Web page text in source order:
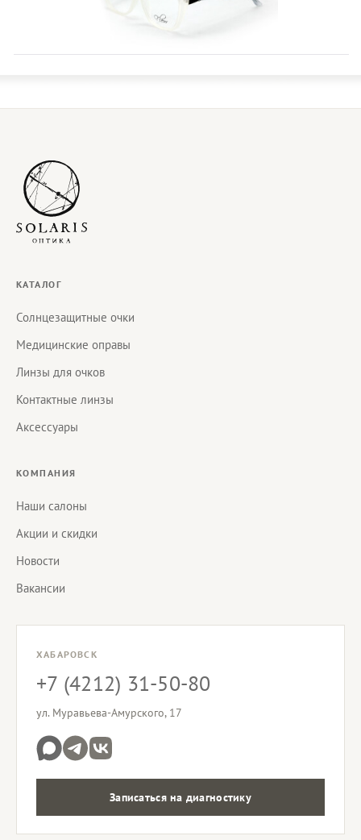
КАТАЛОГ
Солнцезащитные очки
Медицинские оправы
Линзы для очков
Контактные линзы
Аксессуары
КОМПАНИЯ
Наши салоны
Акции и скидки
Новости
Вакансии
ХАБАРОВСК
+7 (4212) 31-50-80
ул. Муравьева-Амурского, 17
Записаться на диагностику